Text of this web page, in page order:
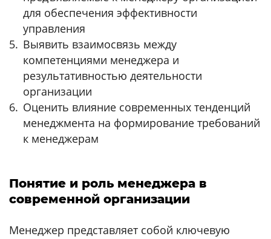
для обеспечения эффективности
управления
Выявить взаимосвязь между
компетенциями менеджера и
результативностью деятельности
организации
Оценить влияние современных тенденций
менеджмента на формирование требований
к менеджерам
Понятие и роль менеджера в
современной организации
Менеджер представляет собой ключевую